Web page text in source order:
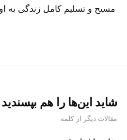
مسیح و تسلیم کامل زندگی به
شاید این‌ها را هم بپسندید
مقالات دیگر از کلمه